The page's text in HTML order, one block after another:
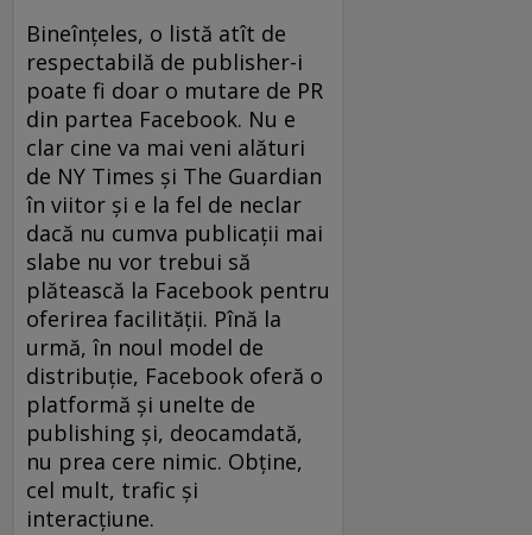
Bineînţeles, o listă atît de
respectabilă de publisher-i
poate fi doar o mutare de PR
din partea Facebook. Nu e
clar cine va mai veni alături
de NY Times şi The Guardian
în viitor şi e la fel de neclar
dacă nu cumva publicaţii mai
slabe nu vor trebui să
plătească la Facebook pentru
oferirea facilităţii. Pînă la
urmă, în noul model de
distribuţie, Facebook oferă o
platformă şi unelte de
publishing şi, deocamdată,
nu prea cere nimic. Obţine,
cel mult, trafic şi
interacţiune.